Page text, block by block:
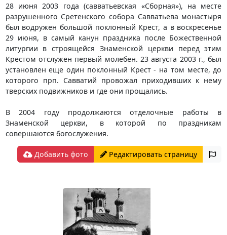
28 июня 2003 года (савватьевская «Сборная»), на месте
разрушенного Сретенского собора Савватьева монастыря
был водружен большой поклонный Крест, а в воскресенье
29 июня, в самый канун праздника после Божественной
литургии в строящейся Знаменской церкви перед этим
Крестом отслужен первый молебен. 23 августа 2003 г., был
установлен еще один поклонный Крест - на том месте, до
которого прп. Савватий провожал приходивших к нему
тверских подвижников и где они прощались.
В 2004 году продолжаются отделочные работы в
Знаменской церкви, в которой по праздникам
совершаются богослужения.
Добавить фото Редактировать страницу